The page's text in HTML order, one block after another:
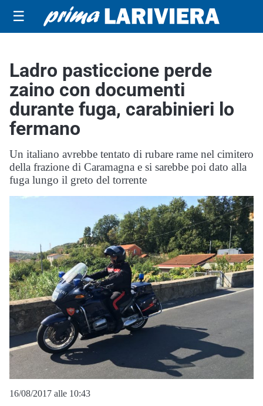
☰
Ladro pasticcione perde
zaino con documenti
durante fuga, carabinieri lo
fermano
Un italiano avrebbe tentato di rubare rame nel cimitero
della frazione di Caramagna e si sarebbe poi dato alla
fuga lungo il greto del torrente
16/08/2017 alle 10:43